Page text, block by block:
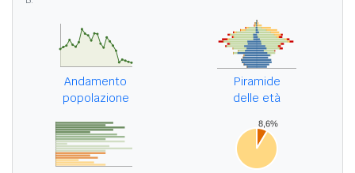
Andamento
popolazione
Piramide
delle età